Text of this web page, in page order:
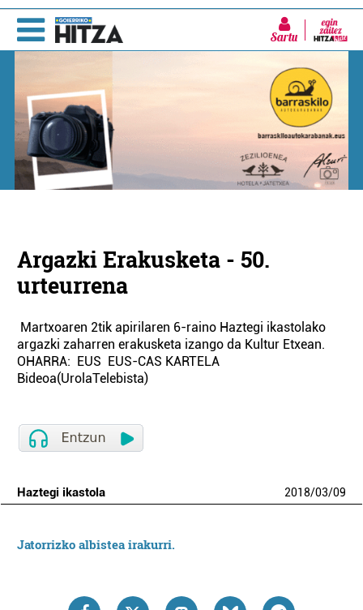
Sartu
Argazki Erakusketa - 50.
urteurrena
Martxoaren 2tik apirilaren 6-raino Haztegi ikastolako
argazki zaharren erakusketa izango da Kultur Etxean.
OHARRA: EUS EUS-CAS KARTELA
Bideoa(UrolaTelebista)
Haztegi ikastola 2018/03/09
Jatorrizko albistea irakurri.